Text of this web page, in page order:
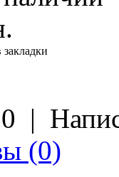
закладки
|
(0)